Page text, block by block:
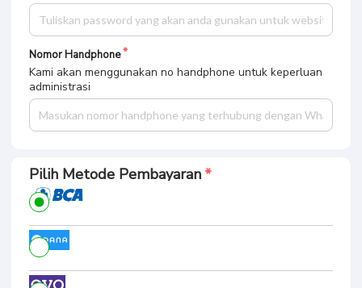
Nomor Handphone
Kami akan menggunakan no handphone untuk keperluan
administrasi
Pilih Metode Pembayaran